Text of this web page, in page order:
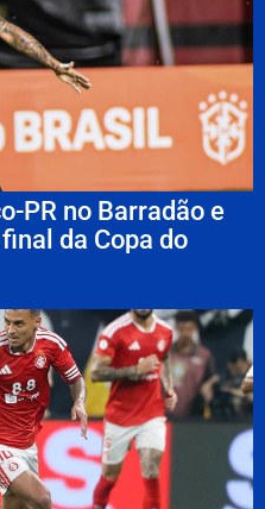
PR no Barradão e
da Copa do